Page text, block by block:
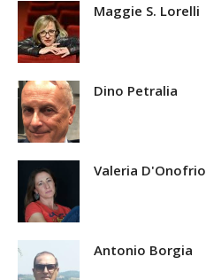
Maggie S. Lorelli
Dino Petralia
Valeria D'Onofrio
Antonio Borgia